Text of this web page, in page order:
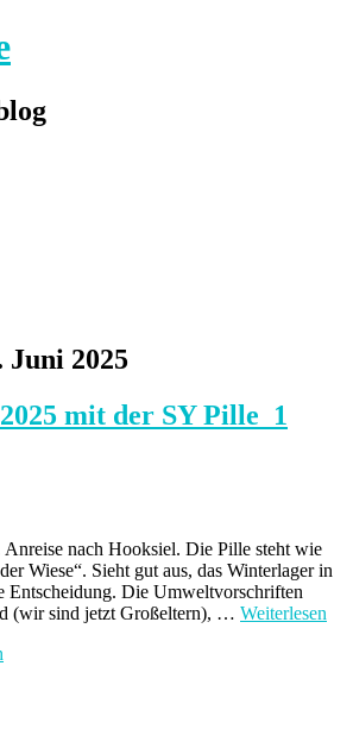
Juni 2025
mit der SY Pille_1
nach Hooksiel. Die Pille steht wie
Wiese“. Sieht gut aus, das Winterlager in
Entscheidung. Die Umweltvorschriften
(wir sind jetzt Großeltern), … Weiterlesen